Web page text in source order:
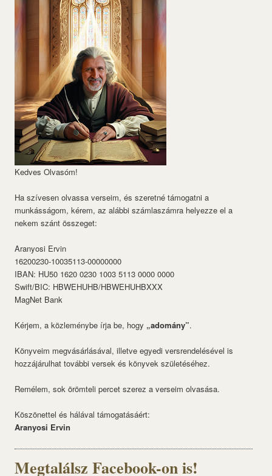
Kedves Olvasóm!
Ha szívesen olvassa verseim, és szeretné támogatni a
munkásságom, kérem, az alábbi számlaszámra helyezze el a
nekem szánt összeget:
Aranyosi Ervin
16200230-10035113-00000000
IBAN: HU50 1620 0230 1003 5113 0000 0000
Swift/BIC: HBWEHUHB/HBWEHUHBXXX
MagNet Bank
Kérjem, a közleménybe írja be, hogy „adomány”.
Könyveim megvásárlásával, illetve egyedi versrendelésével is
hozzájárulhat további versek és könyvek születéséhez.
Remélem, sok örömteli percet szerez a verseim olvasása.
Köszönettel és hálával támogatásáért:
Aranyosi Ervin
Megtalálsz Facebook-on is!